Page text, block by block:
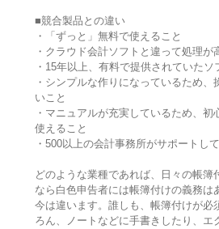
■競合製品との違い
・「ずっと」無料で使えること
・クラウド会計ソフトと違って処理が
・15年以上、有料で提供されていたソ
・シンプルな作りになっているため、
いこと
・マニュアルが充実しているため、初
使えること
・500以上の会計事務所がサポートし
どのような業種であれば、日々の帳簿
なら白色申告者には帳簿付けの義務は
今は違います。誰しも、帳簿付けが必
ろん、ノートなどに手書きしたり、エ